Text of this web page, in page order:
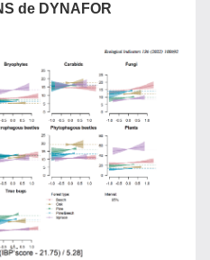
de DYNAFOR